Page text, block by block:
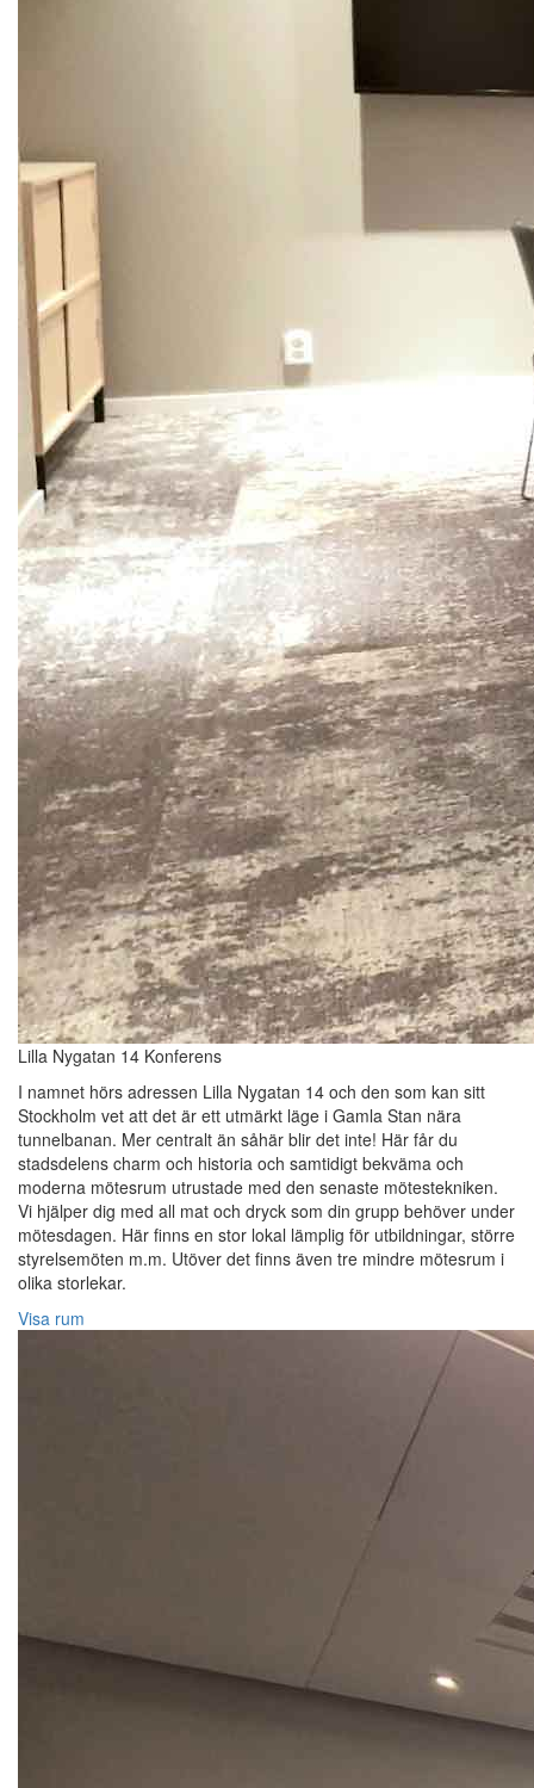
Lilla Nygatan 14 Konferens
I namnet hörs adressen Lilla Nygatan 14 och den som kan sitt
Stockholm vet att det är ett utmärkt läge i Gamla Stan nära
tunnelbanan. Mer centralt än såhär blir det inte! Här får du
stadsdelens charm och historia och samtidigt bekväma och
moderna mötesrum utrustade med den senaste mötestekniken.
Vi hjälper dig med all mat och dryck som din grupp behöver under
mötesdagen. Här finns en stor lokal lämplig för utbildningar, större
styrelsemöten m.m. Utöver det finns även tre mindre mötesrum i
olika storlekar.
Visa rum